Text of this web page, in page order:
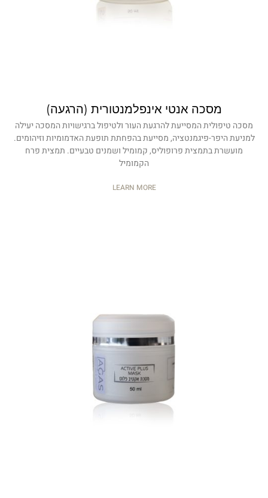
מסכה אנטי אינפלמנטורית (הרגעה)
מסכה טיפולית המסייעת להרגעת העור ולטיפול ברגישויות המסכה יעילה
למניעת היפר-פיגמנטציה, מסייעת בהפחתת תופעת האדמומיות וזיהומים.
מועשרת בתמצית פרופוליס, קמומיל ושמנים טבעיים. תמצית פרח
הקמומיל
LEARN MORE